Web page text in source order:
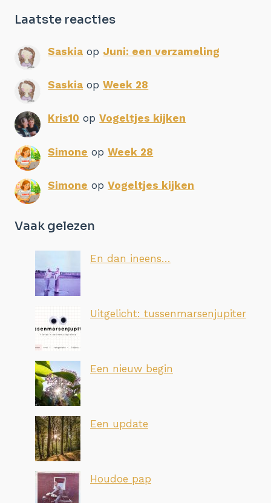
Laatste reacties
Saskia op Juni: een verzameling
Saskia opWeek 28
Kris10 opVogeltjes kijken
Simone opWeek 28
Simone opVogeltjes kijken
Vaak gelezen
En dan ineens…
Uitgelicht: tussenmarsenjupiter
Een nieuw begin
Een update
Houdoe pap